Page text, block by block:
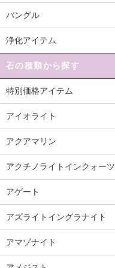
バングル
浄化アイテム
石の種類から探す
特別価格アイテム
アイオライト
アクアマリン
アクチノライトインクォーツ
アゲート
アズライトイングラナイト
アマゾナイト